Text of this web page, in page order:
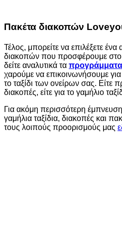
Πακέτα διακοπών
Τέλος, μπορείτε να επιλέξετε
διακοπών που προσφέρουμε
δείτε αναλυτικά τα προγράμματα
χαρούμε να επικοινωνήσουμε
το ταξίδι των ονείρων σας. Είτε
διακοπές, είτε για το γαμήλιο
Για ακόμη περισσότερη
γαμήλια ταξίδια, διακοπές και
τους λοιπούς προορισμούς μας